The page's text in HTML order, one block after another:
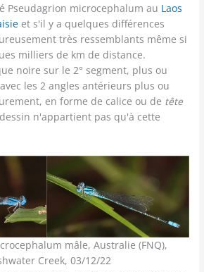
Pseudagrion microcephalum au Laos
et s'il y a quelques différences
très ressemblants même si
milliers de km de distance.
noire sur le 2° segment, plus ou
les 2 angles antérieurs plus ou
en forme de calice ou de tête
n'appartient pas qu'à cette
mâle, Australie (FNQ),
Creek, 03/12/22